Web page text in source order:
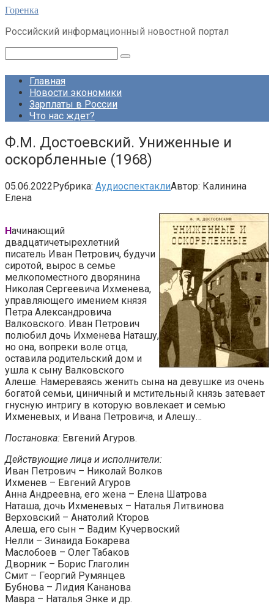
Перейти
контенту
Горенка
Российский информационный новостной портал
Главная
Новости экономики
Зарплаты в России
Что нас ждет?
Ф.М. Достоевский. Униженные и
оскорбленные (1968)
05.06.2022Рубрика: АудиоспектаклиАвтор: Калинина
Елена
Начинающий
двадцатичетырехлетний
писатель Иван Петрович, будучи
сиротой, вырос в семье
мелкопоместного дворянина
Николая Сергеевича Ихменева,
управляющего имением князя
Петра Александровича
Валковского. Иван Петрович
полюбил дочь Ихменева Наташу,
но она, вопреки воле отца,
оставила родительский дом и
ушла к сыну Валковского
Алеше. Намереваясь женить сына на девушке из очень
богатой семьи, циничный и мстительный князь затевает
гнусную интригу в которую вовлекает и семью
Ихменевых, и Ивана Петровича, и Алешу…
Постановка: Евгений Агуров.
Действующие лица и исполнители:
Иван Петрович – Николай Волков
Ихменев – Евгений Агуров
Анна Андреевна, его жена – Елена Шатрова
Наташа, дочь Ихменевых – Наталья Литвинова
Верховский – Анатолий Кторов
Алеша, его сын – Вадим Кучервоский
Нелли – Зинаида Бокарева
Маслобоев – Олег Табаков
Дворник – Борис Глаголин
Смит – Георгий Румянцев
Бубнова – Лидия Кананова
Мавра – Наталья Энке и др.